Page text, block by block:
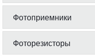
Фотоприемники
Фоторезисторы